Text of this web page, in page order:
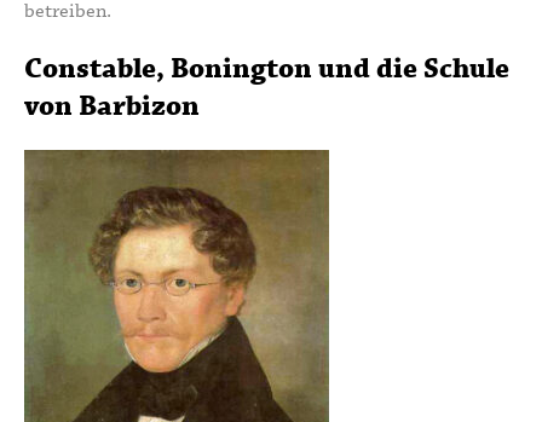
betreiben.
Constable, Bonington und die Schule
von Barbizon